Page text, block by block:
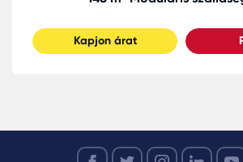
Kapjon árat